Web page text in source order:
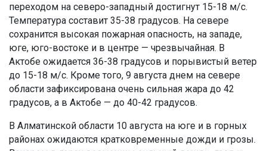
переходом на северо-западный достигнут 15-18 м/с.
Температура составит 35-38 градусов. На севере
сохранится высокая пожарная опасность, на западе,
юге, юго-востоке и в центре — чрезвычайная. В
Актобе ожидается 36-38 градусов и порывистый ветер
до 15-18 м/с. Кроме того, 9 августа днем на севере
области зафиксирована очень сильная жара до 42
градусов, а в Актобе — до 40-42 градусов.
В Алматинской области 10 августа на юге и в горных
районах ожидаются кратковременные дожди и грозы.